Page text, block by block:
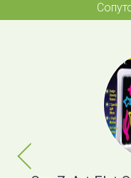
Previous